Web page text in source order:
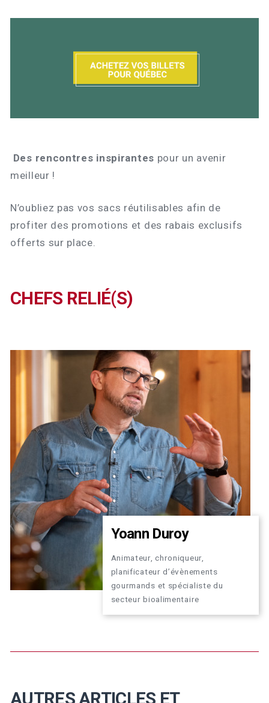
Des rencontres inspirantes pour un avenir
meilleur !
N’oubliez pas vos sacs réutilisables afin de
profiter des promotions et des rabais exclusifs
offerts sur place.
CHEFS RELIÉ(S)
Yoann Duroy
Animateur, chroniqueur,
planificateur d’évènements
gourmands et spécialiste du
secteur bioalimentaire
AUTRES ARTICLES ET